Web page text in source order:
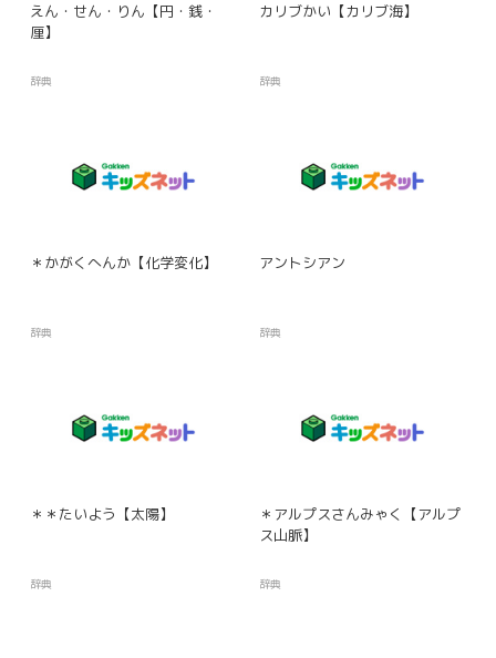
えん・せん・りん【円・銭・
厘】
辞典
カリブかい【カリブ海】
辞典
＊かがくへんか【化学変化】
辞典
アントシアン
辞典
＊＊たいよう【太陽】
辞典
＊アルプスさんみゃく【アルプ
ス山脈】
辞典